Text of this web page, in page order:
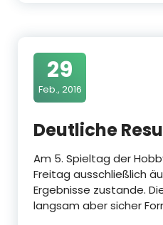
29
Feb., 2016
Deutliche
Am 5. Spieltag der
Freitag ausschließlich
Ergebnisse zustande.
langsam aber sicher